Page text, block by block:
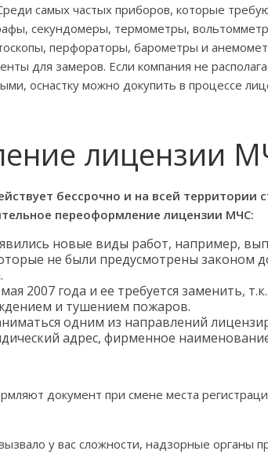
самых частых приборов, которые
секундомеры, термометры,
перфораторы, барометры и
для замеров. Если компания не
оснастку можно докупить в процессе
лицензии
бессрочно и на всей территории
переоформление лицензии МЧС:
новые виды работ, например,
не были предусмотрены законом
2007 года и ее требуется заменить,
и тушением пожаров.
одним из направлений
адрес, фирменное
документ при смене места
у вас сложности, надзорные органы